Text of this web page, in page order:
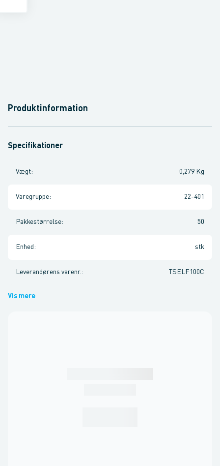
Produktinformation
Specifikationer
Vægt: 0,279 Kg
Varegruppe: 22-401
Pakkestørrelse: 50
Enhed : stk
Leverandørens varenr. : TSELF100C
Vis mere